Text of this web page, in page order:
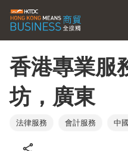
香港專業服
坊，廣東
法律服務 會計服務 中